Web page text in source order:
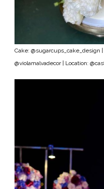
Cake: @sugarcups_cake_design
@violamalvadecor | Location: